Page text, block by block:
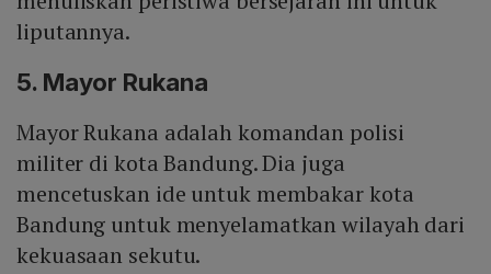
liputannya.
5. Mayor Rukana
Mayor Rukana adalah komandan polisi
militer di kota Bandung. Dia juga
mencetuskan ide untuk membakar kota
Bandung untuk menyelamatkan wilayah dari
kekuasaan sekutu.